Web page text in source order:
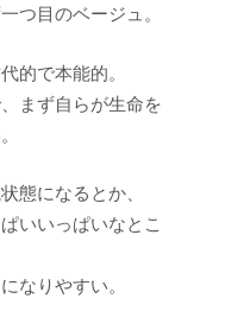
つ目のベージュ。
的で本能的。
まず自らが生命を
態になるとか、
いいっぱいなとこ
なりやすい。